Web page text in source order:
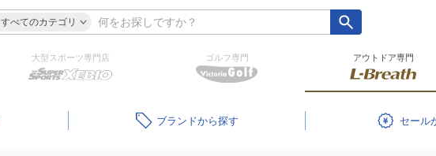
すべてのカテゴリ
大型スポーツ専門店 ゴルフ専門 アウトドア専門
ブランド セール